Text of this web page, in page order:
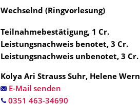
Wechselnd (Ringvorlesung)
Teilnahmebestätigung, 1 Cr.
Leistungsnachweis benotet, 3 Cr.
Leistungsnachweis unbenotet, 3 Cr.
Kolya Ari Strauss Suhr, Helene
E-Mail senden